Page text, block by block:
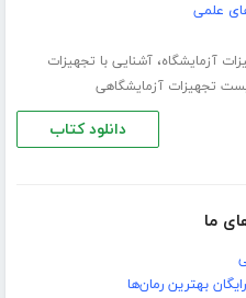
علمی
آزمایشگاه،آشنایی با تجهیزات
تجهیزات آزمایشگاهی
دانلود کتاب
ما
بهترین رمان‌ها